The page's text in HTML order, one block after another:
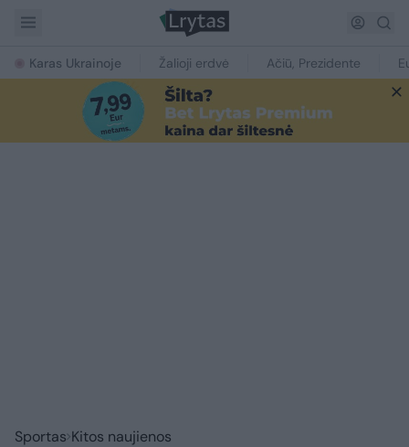
Karas Ukrainoje Žalioji erdvė Ačiū, Prezidente
Sportas Kitos naujienos